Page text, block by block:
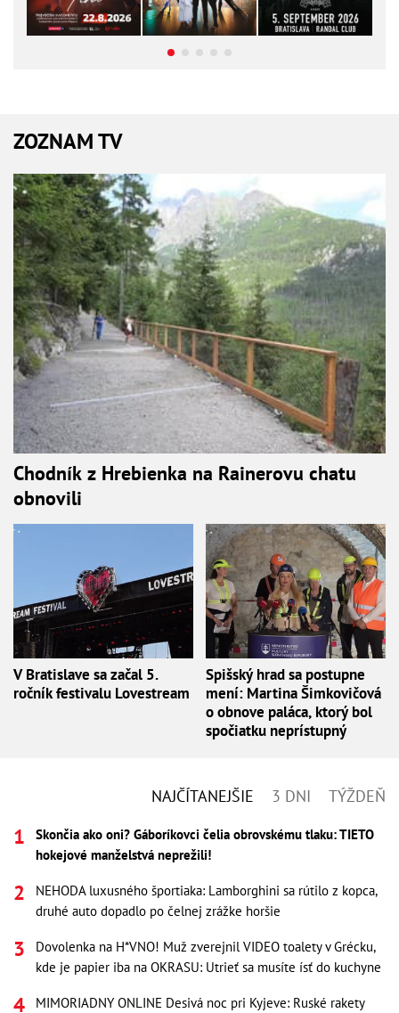
ZOZNAM TV
Chodník z Hrebienka na Rainerovu chatu
obnovili
V Bratislave sa začal 5.
ročník festivalu Lovestream
Spišský hrad sa postupne
mení: Martina Šimkovičová
o obnove paláca, ktorý bol
spočiatku neprístupný
NAJČÍTANEJŠIE 3 DNI TÝŽDEŇ
Skončia ako oni? Gáboríkovci čelia obrovskému tlaku: TIETO
hokejové manželstvá neprežili!
NEHODA luxusného športiaka: Lamborghini sa rútilo z kopca,
druhé auto dopadlo po čelnej zrážke horšie
Dovolenka na H*VNO! Muž zverejnil VIDEO toalety v Grécku,
kde je papier iba na OKRASU: Utrieť sa musíte ísť do kuchyne
MIMORIADNY ONLINE Desivá noc pri Kyjeve: Ruské rakety